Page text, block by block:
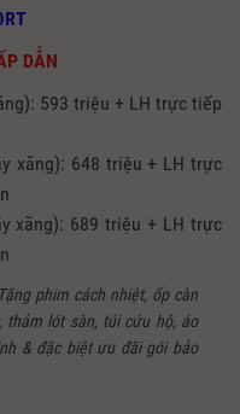
DẪN
593 triệu + LH trực tiếp
xăng): 648 triệu + LH trực
xăng): 689 triệu + LH trực
phim cách nhiệt, ốp càn
thảm lót sàn, túi cứu hộ, áo
& đặc biệt ưu đãi gói bảo